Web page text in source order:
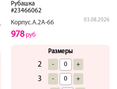
Рубашка
#23466062
Корпус.А.2А-66
03.08.2026
978руб
Размеры
2 - +
3 - +